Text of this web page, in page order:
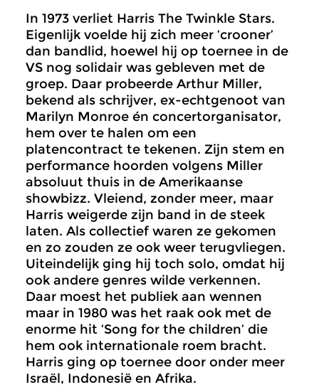
In 1973 verliet Harris The Twinkle Stars.
Eigenlijk voelde hij zich meer ‘crooner’
dan bandlid, hoewel hij op toernee in de
VS nog solidair was gebleven met de
groep. Daar probeerde Arthur Miller,
bekend als schrijver, ex-echtgenoot van
Marilyn Monroe én concertorganisator,
hem over te halen om een
platencontract te tekenen. Zijn stem en
performance hoorden volgens Miller
absoluut thuis in de Amerikaanse
showbizz. Vleiend, zonder meer, maar
Harris weigerde zijn band in de steek
laten. Als collectief waren ze gekomen
en zo zouden ze ook weer terugvliegen.
Uiteindelijk ging hij toch solo, omdat hij
ook andere genres wilde verkennen.
Daar moest het publiek aan wennen
maar in 1980 was het raak ook met de
enorme hit ‘Song for the children’ die
hem ook internationale roem bracht.
Harris ging op toernee door onder meer
Israël, Indonesië en Afrika.